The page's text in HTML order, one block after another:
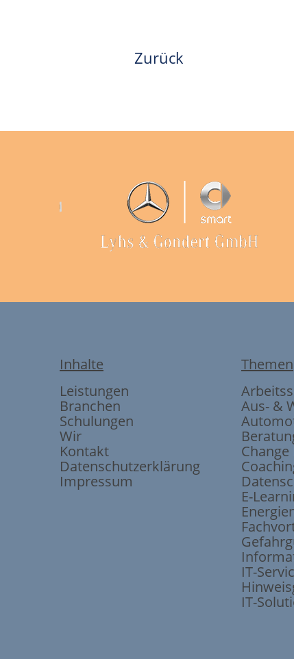
Zurück
Inhalte
Leistungen
Branchen
Schulungen
Wir
Kontakt
Datenschutzerklärung
Impressum
Themen
Aus- &
E-
IT-
IT-